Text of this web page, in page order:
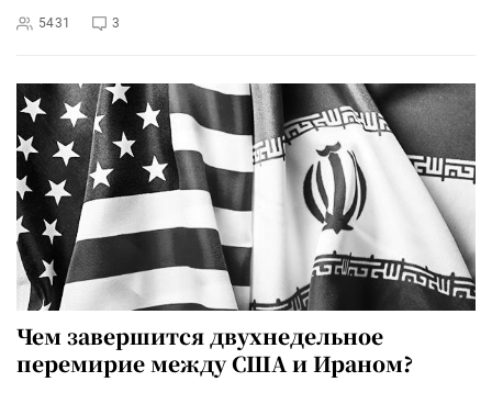
5431 3
Чем завершится двухнедельное
перемирие между США и Ираном?